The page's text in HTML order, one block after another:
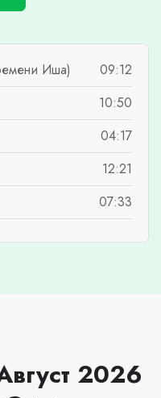
Иша)
09:12
10:50
04:17
12:21
07:33
2026